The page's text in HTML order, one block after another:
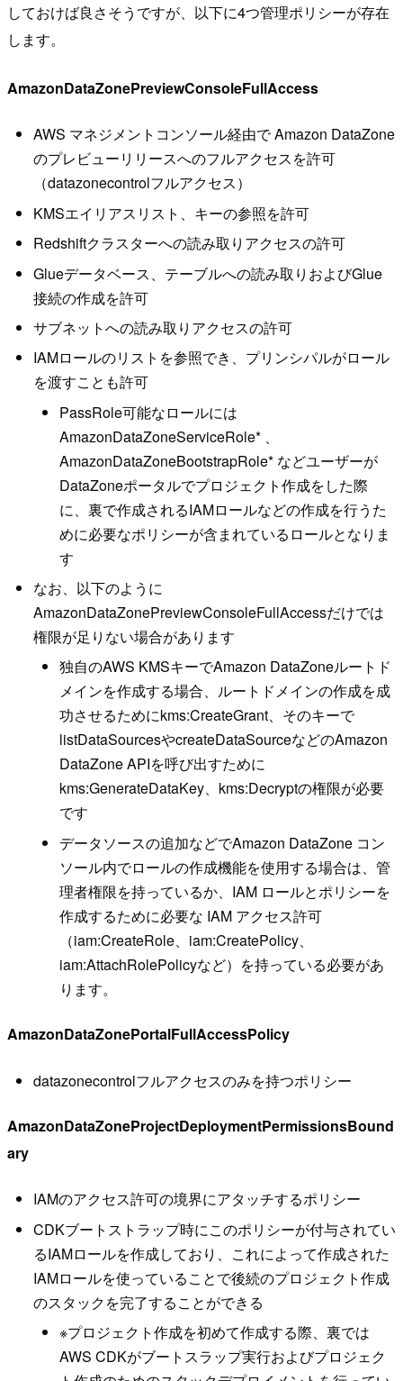
しておけば良さそうですが、以下に4つ管理ポリシーが存在
します。
AmazonDataZonePreviewConsoleFullAccess
AWS マネジメントコンソール経由で Amazon DataZone
のプレビューリリースへのフルアクセスを許可
（datazonecontrolフルアクセス）
KMSエイリアスリスト、キーの参照を許可
Redshiftクラスターへの読み取りアクセスの許可
Glueデータベース、テーブルへの読み取りおよびGlue
接続の作成を許可
サブネットへの読み取りアクセスの許可
IAMロールのリストを参照でき、プリンシパルがロール
を渡すことも許可
PassRole可能なロールには
AmazonDataZoneServiceRole* 、
AmazonDataZoneBootstrapRole* などユーザーが
DataZoneポータルでプロジェクト作成をした際
に、裏で作成されるIAMロールなどの作成を行うた
めに必要なポリシーが含まれているロールとなりま
す
なお、以下のように
AmazonDataZonePreviewConsoleFullAccessだけでは
権限が足りない場合があります
独自のAWS KMSキーでAmazon DataZoneルートド
メインを作成する場合、ルートドメインの作成を成
功させるためにkms:CreateGrant、そのキーで
listDataSourcesやcreateDataSourceなどのAmazon
DataZone APIを呼び出すために
kms:GenerateDataKey、kms:Decryptの権限が必要
です
データソースの追加などでAmazon DataZone コン
ソール内でロールの作成機能を使用する場合は、管
理者権限を持っているか、IAM ロールとポリシーを
作成するために必要な IAM アクセス許可
（iam:CreateRole、iam:CreatePolicy、
iam:AttachRolePolicyなど）を持っている必要があ
ります。
AmazonDataZonePortalFullAccessPolicy
datazonecontrolフルアクセスのみを持つポリシー
AmazonDataZoneProjectDeploymentPermissionsBound
ary
IAMのアクセス許可の境界にアタッチするポリシー
CDKブートストラップ時にこのポリシーが付与されてい
るIAMロールを作成しており、これによって作成された
IAMロールを使っていることで後続のプロジェクト作成
のスタックを完了することができる
※プロジェクト作成を初めて作成する際、裏では
AWS CDKがブートスラップ実行およびプロジェク